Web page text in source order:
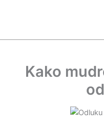
Kako